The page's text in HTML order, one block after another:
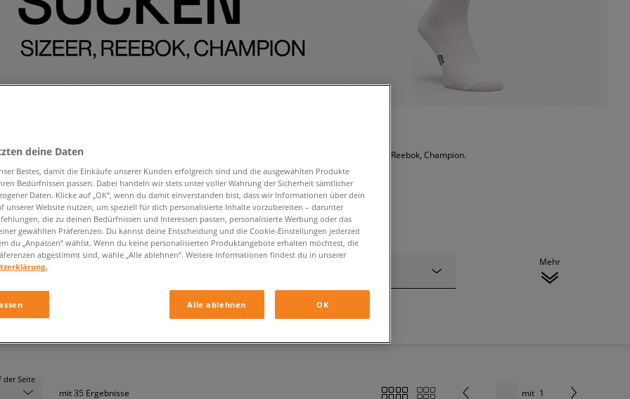
Paare! Deshalb erhalten Sie jetzt bei Sizeer -50 % auf das zweite Sockenpack der Marken: Sizeer, Reebok, Champion.
SOCKEN 50
der Seite
mit 35 Ergebnisse mit 1
Unterkategorie
Mehr
deine Daten
Bestes, damit die Einkäufe unserer Kunden erfolgreich sind und die ausgewählten Produkte
Bedürfnissen passen. Dabei handeln wir stets unter voller Wahrung der Sicherheit sämtlicher
Daten. Klicke auf „OK“, wenn du damit einverstanden bist, dass wir Informationen über dein
unserer Website nutzen, um speziell für dich personalisierte Inhalte vorzubereiten – darunter
die zu deinen Bedürfnissen und Interessen passen, personalisierte Werbung oder das
gewählten Präferenzen. Du kannst deine Entscheidung und die Cookie-Einstellungen jederzeit
du „Anpassen“ wählst. Wenn du keine personalisierten Produktangebote erhalten möchtest, die
abgestimmt sind, wähle „Alle ablehnen“. Weitere Informationen findest du in unserer
Alle ablehnen OK